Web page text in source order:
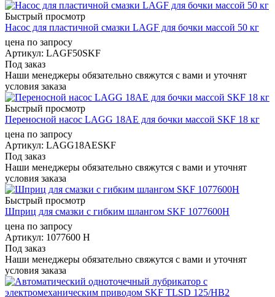
Быстрый просмотр
Насос для пластичной смазки LAGF для бочки массой 50 кг
цена по запросу
Артикул: LAGF50SKF
Под заказ
Наши менеджеры обязательно свяжутся с вами и уточнят
условия заказа
Быстрый просмотр
Переносной насос LAGG 18AE для бочки массой SKF 18 кг
цена по запросу
Артикул: LAGG18AESKF
Под заказ
Наши менеджеры обязательно свяжутся с вами и уточнят
условия заказа
Быстрый просмотр
Шприц для смазки с гибким шлангом SKF 1077600H
цена по запросу
Артикул: 1077600 H
Под заказ
Наши менеджеры обязательно свяжутся с вами и уточнят
условия заказа